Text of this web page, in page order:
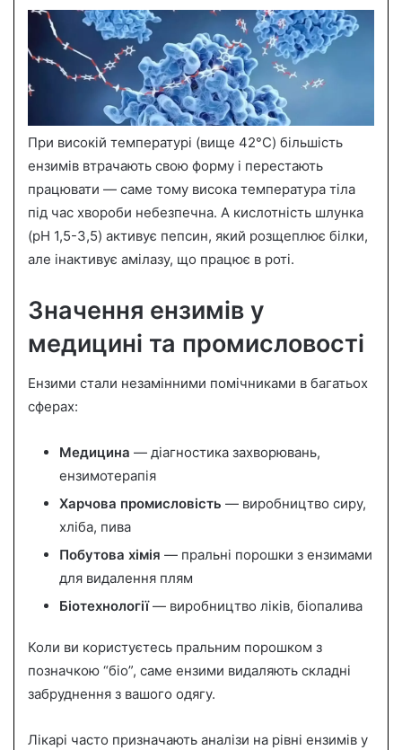
При високій температурі (вище 42°C) більшість
ензимів втрачають свою форму і перестають
працювати — саме тому висока температура тіла
під час хвороби небезпечна. А кислотність шлунка
(pH 1,5-3,5) активує пепсин, який розщеплює білки,
але інактивує амілазу, що працює в роті.
Значення ензимів у
медицині та промисловості
Ензими стали незамінними помічниками в багатьох
сферах:
Медицина — діагностика захворювань,
ензимотерапія
Харчова промисловість — виробництво сиру,
хліба, пива
Побутова хімія — пральні порошки з ензимами
для видалення плям
Біотехнології— виробництво ліків, біопалива
Коли ви користуєтесь пральним порошком з
позначкою “біо”, саме ензими видаляють складні
забруднення з вашого одягу.
Лікарі часто призначають аналізи на рівні ензимів у